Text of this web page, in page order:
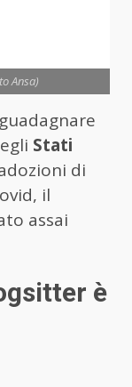
Ansa)
Stati
di
il
assai
è